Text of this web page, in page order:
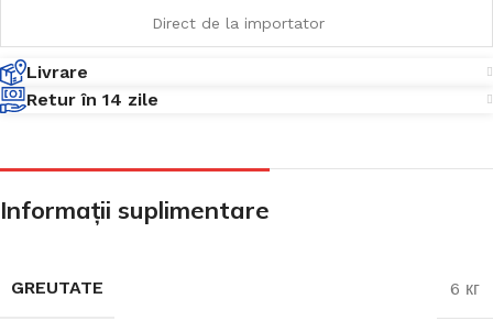
Direct de la importator
Livrare
Retur în 14 zile
Informații suplimentare
GREUTATE 6 кг